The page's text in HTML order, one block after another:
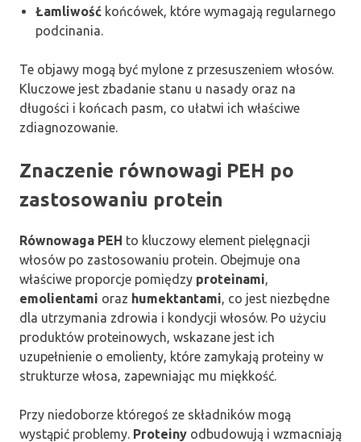
Łamliwość końcówek, które wymagają regularnego
podcinania.
Te objawy mogą być mylone z przesuszeniem włosów.
Kluczowe jest zbadanie stanu u nasady oraz na
długości i końcach pasm, co ułatwi ich właściwe
zdiagnozowanie.
Znaczenie równowagi PEH po
zastosowaniu protein
Równowaga PEH to kluczowy element pielęgnacji
włosów po zastosowaniu protein. Obejmuje ona
właściwe proporcje pomiędzy proteinami,
emolientami oraz humektantami, co jest niezbędne
dla utrzymania zdrowia i kondycji włosów. Po użyciu
produktów proteinowych, wskazane jest ich
uzupełnienie o emolienty, które zamykają proteiny w
strukturze włosa, zapewniając mu miękkość.
Przy niedoborze któregoś ze składników mogą
wystąpić problemy. Proteiny odbudowują i wzmacniają